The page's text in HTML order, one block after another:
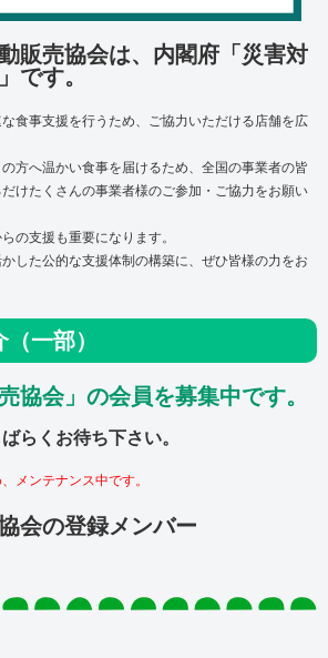
販売協会は、内閣府「災害対
です。
食事支援を行うため、ご協力いただける店舗を広
方へ温かい食事を届けるため、 全国の事業者の皆
けたくさんの事業者様のご参加・ご協力をお願い
の支援も重要になります。
した公的な支援体制の構築に、ぜひ皆様の力をお
一部）
協会」の会員を募集中です。
らくお待ち下さい。
メンテナンス中です。
会の登録メンバー